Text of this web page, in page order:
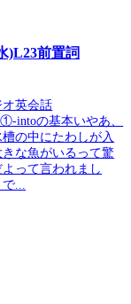
)L23前置詞
英会話
intoの基本いやあ、
の中にたわしが入
な魚がいるって驚
って言われまし
...